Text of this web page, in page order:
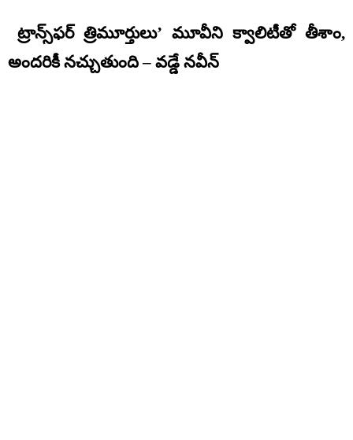
ట్రాన్స్‌ఫర్ త్రిమూర్తులు’ మూవీని క్వాలిటీతో తీశాం,
అందరికీ నచ్చుతుంది – వడ్డే నవీన్